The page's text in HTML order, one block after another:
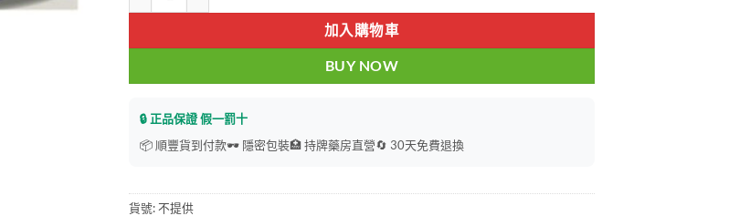
加入購物車
BUY NOW
🔒 正品保證 假一罰十
📦 順豐貨到付款🕶️ 隱密包裝🏥 持牌藥房直營🔄 30天免費退換
貨號:不提供